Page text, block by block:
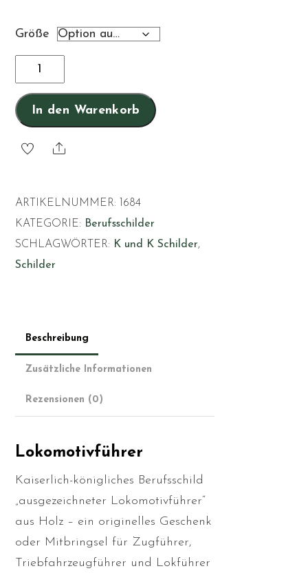
Größe
Lokomotivführer
Menge
In den Warenkorb
Share
ARTIKELNUMMER:
1684
KATEGORIE: Berufsschilder
SCHLAGWÖRTER: K und K Schilder,
Schilder
Beschreibung
Zusätzliche Informationen
Rezensionen (0)
Lokomotivführer
Kaiserlich-königliches Berufsschild
„ausgezeichneter Lokomotivführer“
aus Holz – ein originelles Geschenk
oder Mitbringsel für Zugführer,
Triebfahrzeugführer und Lokführer